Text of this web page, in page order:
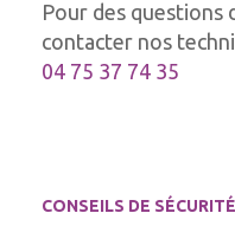
Pour des questions
contacter nos
04 75 37 74 35
CONSEILS DE